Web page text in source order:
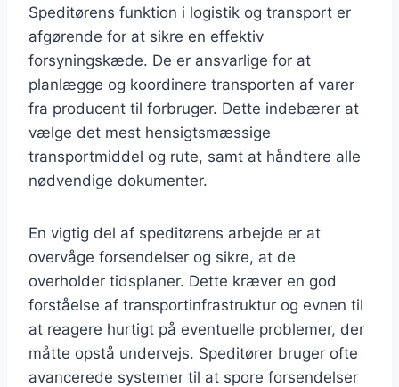
Speditørens funktion i logistik og transport er
afgørende for at sikre en effektiv
forsyningskæde. De er ansvarlige for at
planlægge og koordinere transporten af varer
fra producent til forbruger. Dette indebærer at
vælge det mest hensigtsmæssige
transportmiddel og rute, samt at håndtere alle
nødvendige dokumenter.
En vigtig del af speditørens arbejde er at
overvåge forsendelser og sikre, at de
overholder tidsplaner. Dette kræver en god
forståelse af transportinfrastruktur og evnen til
at reagere hurtigt på eventuelle problemer, der
måtte opstå undervejs. Speditører bruger ofte
avancerede systemer til at spore forsendelser